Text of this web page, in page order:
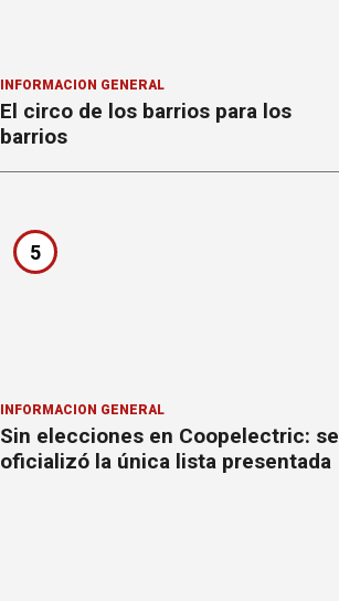
INFORMACION GENERAL
El circo de los barrios para los
barrios
5
INFORMACION GENERAL
Sin elecciones en Coopelectric: se
oficializó la única lista presentada